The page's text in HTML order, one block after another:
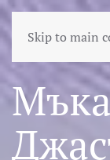
Skip to main